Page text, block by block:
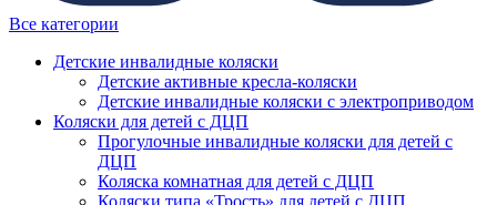
Все категории
Детские инвалидные коляски
Детские активные кресла-коляски
Детские инвалидные коляски с электроприводом
Коляски для детей с ДЦП
Прогулочные инвалидные коляски для детей с
ДЦП
Коляска комнатная для детей с ДЦП
Коляски типа «Трость» для детей с ДЦП